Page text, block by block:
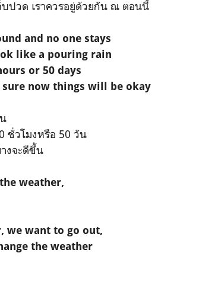
ปวด เราควรอยู่ด้วยกัน ณ ตอนนี้
and no one stays
like a pouring rain
or 50 days
sure now things will be okay
ชั่วโมงหรือ 50 วัน
งจะดีขึ้น
weather,
we want to go out,
the weather